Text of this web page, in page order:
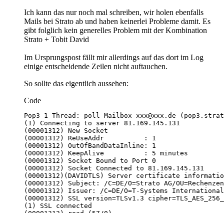
Ich kann das nur noch mal schreiben, wir holen ebenfalls
Mails bei Strato ab und haben keinerlei Probleme damit. Es
gibt folglich kein generelles Problem mit der Kombination
Strato + Tobit David
Im Ursprungspost fällt mir allerdings auf das dort im Log
einige entscheidende Zeilen nicht auftauchen.
So sollte das eigentlich aussehen:
Code